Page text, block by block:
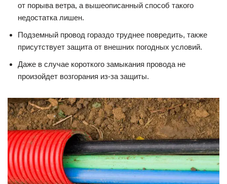
от порыва ветра, а вышеописанный способ такого
недостатка лишен.
Подземный провод гораздо труднее повредить, также
присутствует защита от внешних погодных условий.
Даже в случае короткого замыкания провода не
произойдет возгорания из-за защиты.